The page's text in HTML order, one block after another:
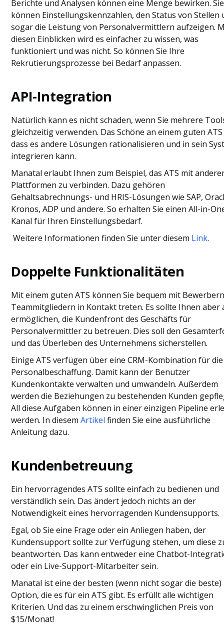
Berichte und Analysen können eine Menge bewirken. Sie
können Einstellungskennzahlen, den Status von Stellen
sogar die Leistung von Personalvermittlern aufzeigen.
diesen Einblicken wird es einfacher zu wissen, was
funktioniert und was nicht. So können Sie Ihre
Rekrutierungsprozesse bei Bedarf anpassen.
API-Integration
Natürlich kann es nicht schaden, wenn Sie mehrere
gleichzeitig verwenden. Das Schöne an einem guten
dass es andere Lösungen rationalisieren und in sein
integrieren kann.
Manatal erlaubt Ihnen zum Beispiel, das ATS mit
Plattformen zu verbinden. Dazu gehören
Gehaltsabrechnungs- und HRIS-Lösungen wie SAP,
Kronos, ADP und andere. So erhalten Sie einen All-in-
Kanal für Ihren Einstellungsbedarf.
Weitere Informationen finden Sie unter diesem Link.
Doppelte Funktionalitäten
Mit einem guten ATS können Sie bequem mit
Teammitgliedern in Kontakt treten. Es sollte Ihnen aber
ermöglichen, die Kundenfront des Geschäfts für
Personalvermittler zu betreuen. Dies soll den
und das Überleben des Unternehmens sicherstellen.
Einige ATS verfügen über eine CRM-Kombination für die
Personalbeschaffung. Damit kann der Benutzer
Kundenkontakte verwalten und umwandeln. Außerdem
werden die Beziehungen zu bestehenden Kunden
All diese Aufgaben können in einer einzigen Pipeline
werden. In diesemArtikel finden Sie eine ausführliche
Anleitung dazu.
Kundenbetreuung
Ein hervorragendes ATS sollte einfach zu bedienen und
verständlich sein. Das ändert jedoch nichts an der
Notwendigkeit eines hervorragenden Kundensupports.
Egal, ob Sie eine Frage oder ein Anliegen haben, der
Kundensupport sollte zur Verfügung stehen, um diese
beantworten. Das kann entweder eine Chatbot-
oder ein Live-Support-Mitarbeiter sein.
Manatal ist eine der besten (wenn nicht sogar die beste)
Option, die es für ein ATS gibt. Es erfüllt alle wichtigen
Kriterien. Und das zu einem erschwinglichen Preis von
$15/Monat!